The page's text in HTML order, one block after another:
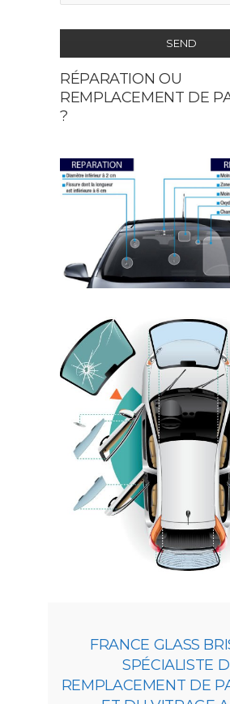
SEND
This
field
should
left
blank
RÉPARATION OU
REMPLACEMENT DE
?
FRANCE GLASS
SPÉCIALISTE
REMPLACEMENT DE